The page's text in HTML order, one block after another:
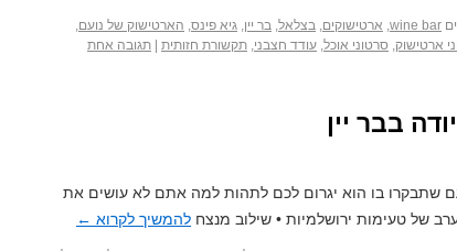
wine bar
, ארטישוקים, בצלאל, בר יין, גיא פינס, הארטישוק של נועם,
ארטישוק, סרטוני אוכל, עודד חצבני, תקשורת חזותית תגובה אחת
בבר יין
שתבקרו בו הוא יגרום לכם לתהות למה אתם לא עושים את
של טעימות ירושלמיות • שילוב מנצח להמשיך לקרוא ←